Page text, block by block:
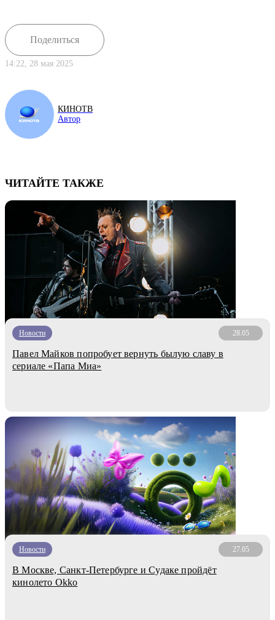
Поделиться
14:22, 28 мая 2025
КИНОТВ
Автор
ЧИТАЙТЕ ТАКЖЕ
Новости 28.05
Павел Майков попробует вернуть былую славу в
сериале «Папа Миа»
Новости 27.05
В Москве, Санкт-Петербурге и Судаке пройдёт
кинолето Okko